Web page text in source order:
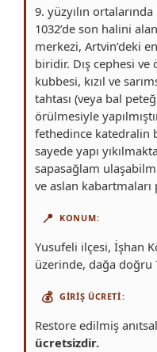
9. yüzyılın
1032’de son halini
merkezi, Artvin’deki
biridir. Dış cephesi
kubbesi, kızıl ve
tahtası (veya bal
örülmesiyle
fethedince katedralin
sayede yapı
sapasağlam
ve aslan
📍 KONUM
Yusufeli ilçesi, İşhan
üzerinde, dağa doğru
💰 GIRIŞ ÜCRETI
Restore edilmiş
ücretsizdir.